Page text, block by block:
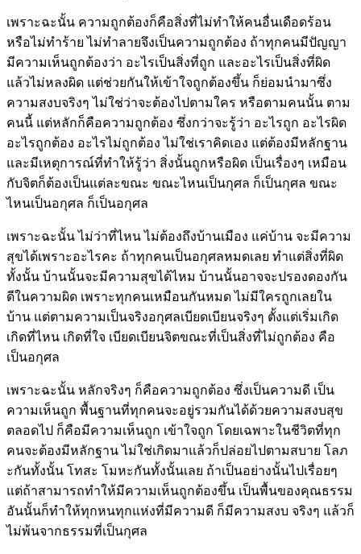
เพราะฉะนั้น ความถูกต้องก็คือสิ่งที่ไม่ทำให้คนอื่นเดือดร้อน
หรือไม่ทำร้าย ไม่ทำลายจึงเป็นความถูกต้อง ถ้าทุกคนมีปัญญา
มีความเห็นถูกต้องว่า อะไรเป็นสิ่งที่ถูก และอะไรเป็นสิ่งที่ผิด
แล้วไม่หลงผิด แต่ช่วยกันให้เข้าใจถูกต้องขึ้น ก็ย่อมนำมาซึ่ง
ความสงบจริงๆ ไม่ใช่ว่าจะต้องไปตามใคร หรือตามคนนั้น ตาม
คนนี้ แต่หลักก็คือความถูกต้อง ซึ่งกว่าจะรู้ว่า อะไรถูก อะไรผิด
อะไรถูกต้อง อะไรไม่ถูกต้อง ไม่ใช่เราคิดเอง แต่ต้องมีหลักฐาน
และมีเหตุการณ์ที่ทำให้รู้ว่า สิ่งนั้นถูกหรือผิด เป็นเรื่องๆ เหมือน
กับจิตก็ต้องเป็นแต่ละขณะ ขณะไหนเป็นกุศล ก็เป็นกุศล ขณะ
ไหนเป็นอกุศล ก็เป็นอกุศล
เพราะฉะนั้น ไม่ว่าที่ไหน ไม่ต้องถึงบ้านเมือง แค่บ้าน จะมีความ
สุขได้เพราะอะไรคะ ถ้าทุกคนเป็นอกุศลหมดเลย ทำแต่สิ่งที่ผิด
ทั้งนั้น บ้านนั้นจะมีความสุขได้ไหม บ้านนั้นอาจจะปรองดองกัน
ดีในความผิด เพราะทุกคนเหมือนกันหมด ไม่มีใครถูกเลยใน
บ้าน แต่ตามความเป็นจริงอกุศลเบียดเบียนจริงๆ ตั้งแต่เริ่มเกิด
เกิดที่ไหน เกิดที่ใจ เบียดเบียนจิตขณะที่เป็นสิ่งที่ไม่ถูกต้อง คือ
เป็นอกุศล
เพราะฉะนั้น หลักจริงๆ ก็คือความถูกต้อง ซึ่งเป็นความดี เป็น
ความเห็นถูก พื้นฐานที่ทุกคนจะอยู่รวมกันได้ด้วยความสงบสุข
ตลอดไป ก็คือมีความเห็นถูก เข้าใจถูก โดยเฉพาะในชีวิตที่ทุก
คนจะต้องมีหลักฐาน ไม่ใช่เกิดมาแล้วก็ปล่อยไปตามสบาย โลภ
ะกันทั้งนั้น โทสะ โมหะกันทั้งนั้นเลย ถ้าเป็นอย่างนั้นไปเรื่อยๆ
แต่ถ้าสามารถทำให้มีความเห็นถูกต้องขึ้น เป็นพื้นของคุณธรรม
อันนั้นก็ทำให้ทุกหนทุกแห่งที่มีความดี ก็มีความสงบ จริงๆ แล้วก็
ไม่พ้นจากธรรมที่เป็นกุศล